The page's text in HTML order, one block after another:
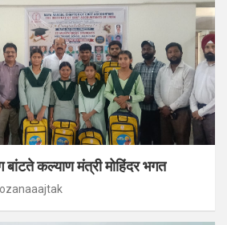
बांटते कल्याण मंत्री मोहिंदर भगत